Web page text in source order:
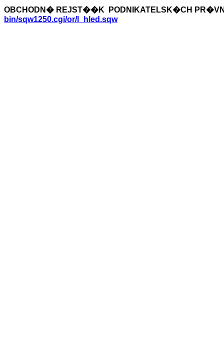
OBCHODN� REJST��K PODNIKATELSK�CH
bin/sqw1250.cgi/or/l_hled.sqw